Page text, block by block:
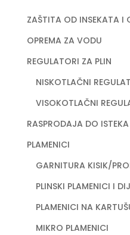
ZAŠTITA OD INSEKATA I
OPREMA ZA VODU
REGULATORI ZA PLIN
NISKOTLAČNI
VISOKOTLAČNI
RASPRODAJA DO
PLAMENICI
GARNITURA KISIK/
PLINSKI PLAMENICI I
PLAMENICI NA
MIKRO PLAMENICI